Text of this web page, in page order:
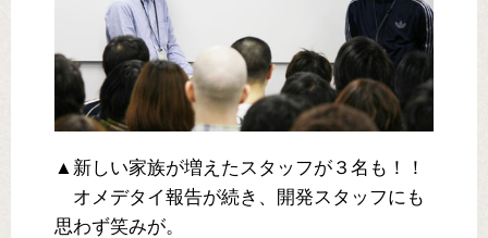
▲新しい家族が増えたスタッフが３名も！！
オメデタイ報告が続き、開発スタッフにも
思わず笑みが。